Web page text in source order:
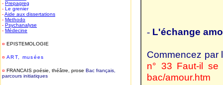
- Prepagreg
- Le grenier
-Aide aux dissertations
- Methodo
- Psychanalyse
- Médecine
¤ EPISTEMOLOGIE
¤ ART, musées
¤ FRANCAIS poésie, théâtre, prose Bac français,
parcours initiatiques
- L'échange
Commencez par
n° 33 Faut-il se
bac/amour.htm